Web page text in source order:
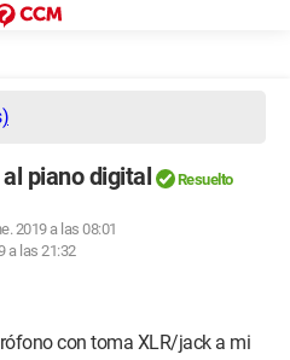
piano digital Resuelto
2019 a las 08:01
a las 21:32
con toma XLR/jack a mi